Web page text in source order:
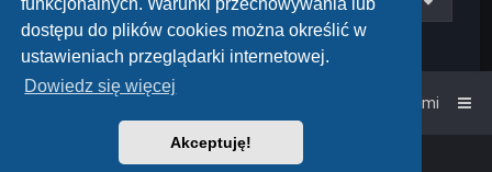
funkcjonalnych. Warunki przechowywania lub
dostępu do plików cookies można określić w
ustawieniach przeglądarki internetowej.
Dowiedz się więcej
Akceptuję!
Kontakt z nami
phpBB
PlanetStyles